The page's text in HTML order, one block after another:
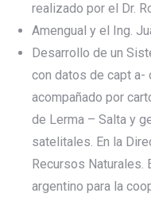
realizado por el Dr.
Amengual y el Ing.
Desarrollo de un
con datos de capt a-
acompañado por
de Lerma – Salta y
satelitales. En la
Recursos Naturales.
argentino para la